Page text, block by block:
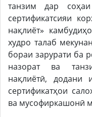
танзим дар
сертификатсияи
нақлиёт»
худро талаб
бораи зарурати ба
назорат ва
нақлиётӣ, додани
сертификатҳои
ва мусофиркашонӣ